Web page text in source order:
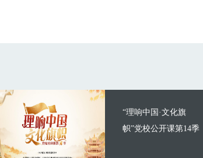
“理响中国·文化旗
帜”党校公开课第14季